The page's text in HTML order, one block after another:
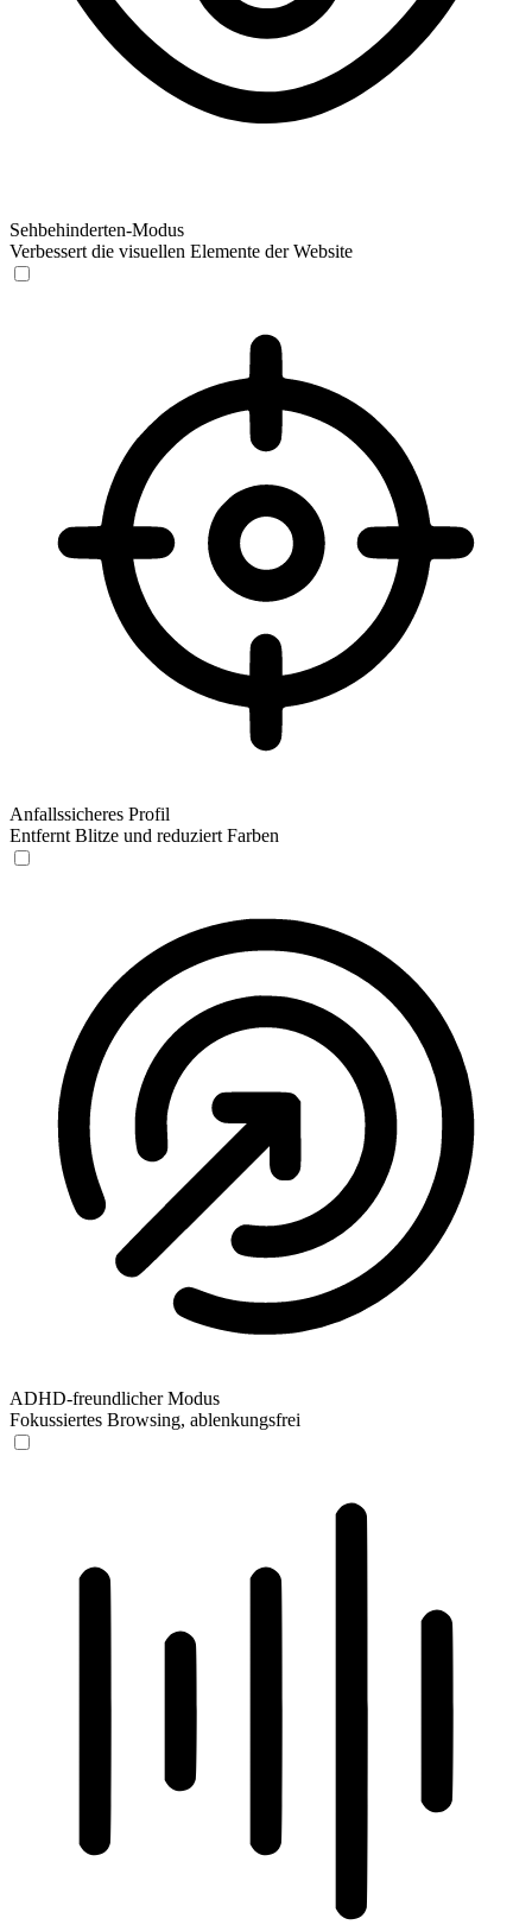
Sehbehinderten-Modus
Verbessert die visuellen Elemente der Website
Anfallssicheres Profil
Entfernt Blitze und reduziert Farben
ADHD-freundlicher Modus
Fokussiertes Browsing, ablenkungsfrei